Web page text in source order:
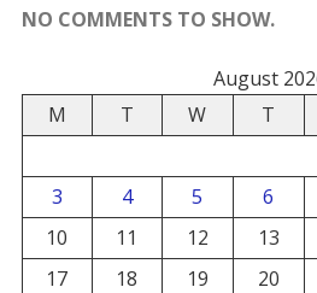
NO COMMENTS TO SHOW.
August
M
T W T
3
4 5 6
10
11 12 13
17
18 19 20